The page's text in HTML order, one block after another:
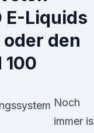
E-Liquids
den
100
Noch
immer